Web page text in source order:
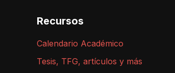
Recursos
Calendario Académico
Tesis, TFG, artículos y más